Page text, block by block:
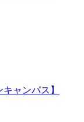
ャンパス】